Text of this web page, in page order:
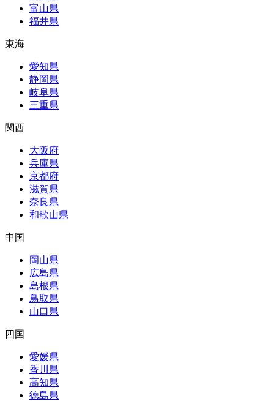
富山県
福井県
東海
愛知県
静岡県
岐阜県
三重県
関西
大阪府
兵庫県
京都府
滋賀県
奈良県
和歌山県
中国
岡山県
広島県
島根県
鳥取県
山口県
四国
愛媛県
香川県
高知県
徳島県